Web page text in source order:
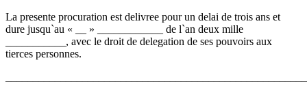
La presente procuration est delivree pour un delai de trois ans et
dure jusqu`au « __ » ____________ de l`an deux mille
___________, avec le droit de delegation de ses pouvoirs aux
tierces personnes.